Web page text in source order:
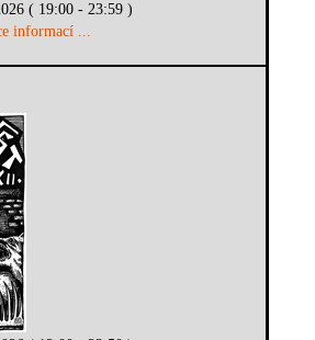
( 19:00 - 23:59 )
informací ...